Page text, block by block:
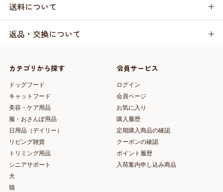
送料について
返品・交換について
カテゴリから探す
ドッグフード
キャットフード
美容・ケア用品
服・おさんぽ用品
日用品（デイリー）
リビング雑貨
トリミング用品
シニアサポート
犬
猫
会員サービス
ログイン
会員ページ
お気に入り
購入履歴
定期購入商品の確認
クーポンの確認
ポイント履歴
入荷案内申し込み商品